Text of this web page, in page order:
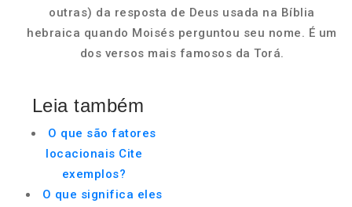
outras) da resposta de Deus usada na Bíblia
hebraica quando Moisés perguntou seu nome. É um
dos versos mais famosos da Torá.
Leia também
O que são fatores
locacionais Cite
exemplos?
O que significa eles